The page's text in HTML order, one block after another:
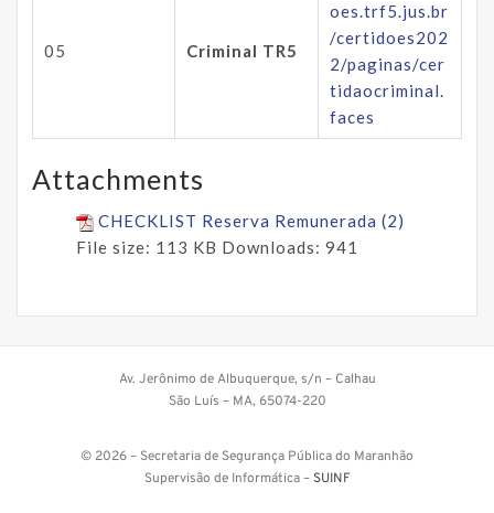
05 Criminal TR5
oes.trf5.jus.br
/certidoes202
2/paginas/cer
tidaocriminal.
faces
Attachments
CHECKLIST Reserva Remunerada (2)
File size: 113 KB Downloads: 941
Av. Jerônimo de Albuquerque, s/n – Calhau
São Luís – MA, 65074-220
© 2026 – Secretaria de Segurança Pública do Maranhão
Supervisão de Informática – SUINF